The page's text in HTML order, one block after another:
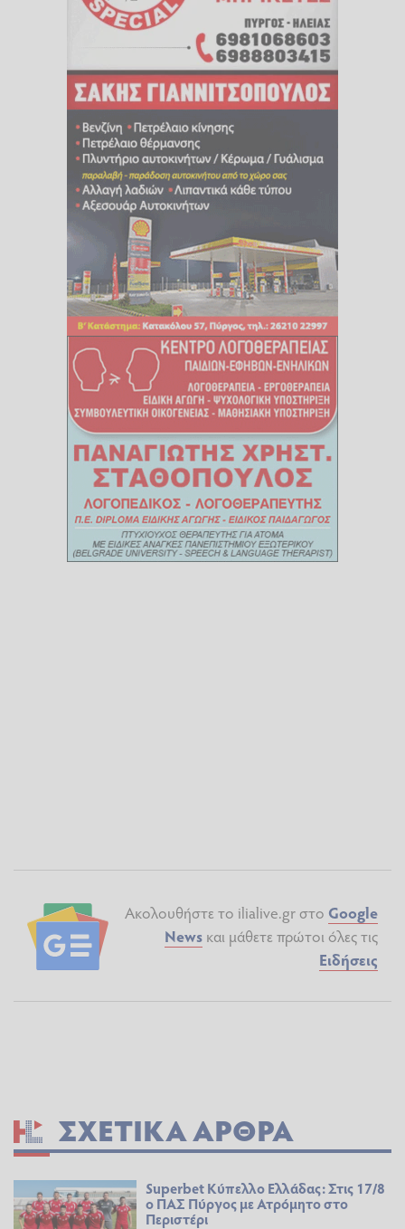
Ακολουθήστε το ilialive.gr στο Google
News και μάθετε πρώτοι όλες τις
Ειδήσεις
ΣΧΕΤΙΚΆ ΆΡΘΡΑ
Superbet Κύπελλο Ελλάδας: Στις 17/8
ο ΠΑΣ Πύργος με Ατρόμητο στο
Περιστέρι